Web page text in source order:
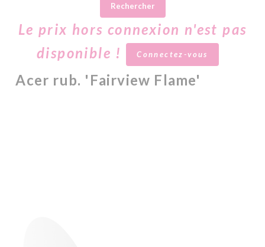
Rechercher
Le prix hors connexion n'est pas
disponible !
Connectez-vous
Acer rub. 'Fairview Flame'